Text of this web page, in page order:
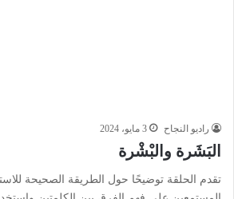
راديو النجاح 3 مايو، 2024
البَشَرة والبْشْرة
تقدم الحلقة توضيحًا حول الطريقة الصحيحة